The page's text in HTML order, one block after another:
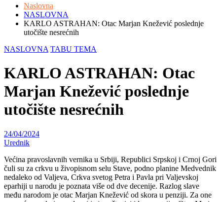
Naslovna
NASLOVNA
KARLO ASTRAHAN: Otac Marjan Knežević poslednje
utočište nesrećnih
NASLOVNA TABU TEMA
KARLO ASTRAHAN: Otac
Marjan Knežević poslednje
utočište nesrećnih
24/04/2024
Urednik
Većina pravoslavnih vernika u Srbiji, Republici Srpskoj i Crnoj Gori
čuli su za crkvu u živopisnom selu Stave, podno planine Medvednik
nedaleko od Valjeva, Crkva svetog Petra i Pavla pri Valjevskoj
eparhiji u narodu je poznata više od dve decenije. Razlog slave
među narodom je otac Marjan Knežević od skora u penziji. Za one